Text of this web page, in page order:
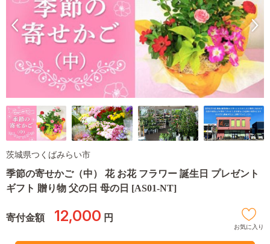
茨城県つくばみらい市
季節の寄せかご（中） 花 お花 フラワー 誕生日 プレゼント
ギフト 贈り物 父の日 母の日 [AS01-NT]
寄付金額 12,000 円
お気に入り